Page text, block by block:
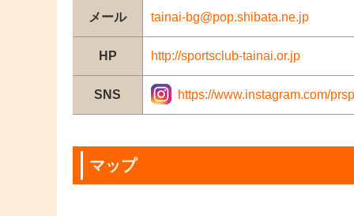
メール tainai-bg@pop.shibata.ne.jp
HP http://sportsclub-tainai.or.jp
SNS https://www.instagram.com/
マップ